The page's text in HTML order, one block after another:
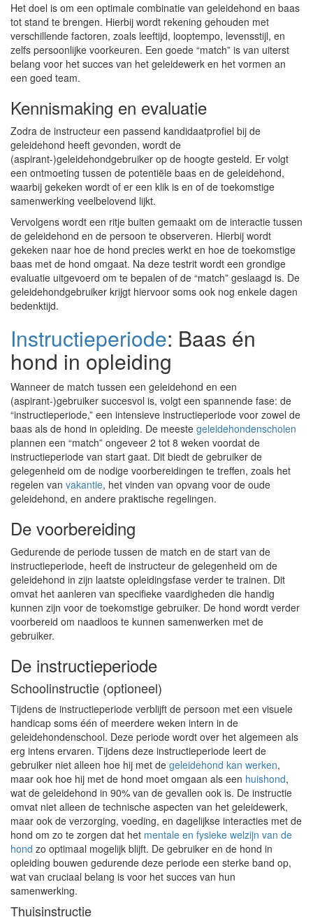
Het doel is om een optimale combinatie van geleidehond en baas
tot stand te brengen. Hierbij wordt rekening gehouden met
verschillende factoren, zoals leeftijd, looptempo, levensstijl, en
zelfs persoonlijke voorkeuren. Een goede “match” is van uiterst
belang voor het succes van het geleidewerk en het vormen an
een goed team.
Kennismaking en evaluatie
Zodra de instructeur een passend kandidaatprofiel bij de
geleidehond heeft gevonden, wordt de
(aspirant-)geleidehondgebruiker op de hoogte gesteld. Er volgt
een ontmoeting tussen de potentiële baas en de geleidehond,
waarbij gekeken wordt of er een klik is en of de toekomstige
samenwerking veelbelovend lijkt.
Vervolgens wordt een ritje buiten gemaakt om de interactie tussen
de geleidehond en de persoon te observeren. Hierbij wordt
gekeken naar hoe de hond precies werkt en hoe de toekomstige
baas met de hond omgaat. Na deze testrit wordt een grondige
evaluatie uitgevoerd om te bepalen of de “match” geslaagd is. De
geleidehondgebruiker krijgt hiervoor soms ook nog enkele dagen
bedenktijd.
Instructieperiode: Baas én
hond in opleiding
Wanneer de match tussen een geleidehond en een
(aspirant-)gebruiker succesvol is, volgt een spannende fase: de
“instructieperiode,” een intensieve instructieperiode voor zowel de
baas als de hond in opleiding. De meeste geleidehondenscholen
plannen een “match” ongeveer 2 tot 8 weken voordat de
instructieperiode van start gaat. Dit biedt de gebruiker de
gelegenheid om de nodige voorbereidingen te treffen, zoals het
regelen van vakantie, het vinden van opvang voor de oude
geleidehond, en andere praktische regelingen.
De voorbereiding
Gedurende de periode tussen de match en de start van de
instructieperiode, heeft de instructeur de gelegenheid om de
geleidehond in zijn laatste opleidingsfase verder te trainen. Dit
omvat het aanleren van specifieke vaardigheden die handig
kunnen zijn voor de toekomstige gebruiker. De hond wordt verder
voorbereid om naadloos te kunnen samenwerken met de
gebruiker.
De instructieperiode
Schoolinstructie (optioneel)
Tijdens de instructieperiode verblijft de persoon met een visuele
handicap soms één of meerdere weken intern in de
geleidehondenschool. Deze periode wordt over het algemeen als
erg intens ervaren. Tijdens deze instructieperiode leert de
gebruiker niet alleen hoe hij met de geleidehond kan werken,
maar ook hoe hij met de hond moet omgaan als een huishond,
wat de geleidehond in 90% van de gevallen ook is. De instructie
omvat niet alleen de technische aspecten van het geleidewerk,
maar ook de verzorging, voeding, en dagelijkse interacties met de
hond om zo te zorgen dat het mentale en fysieke welzijn van de
hond zo optimaal mogelijk blijft. De gebruiker en de hond in
opleiding bouwen gedurende deze periode een sterke band op,
wat van cruciaal belang is voor het succes van hun
samenwerking.
Thuisinstructie